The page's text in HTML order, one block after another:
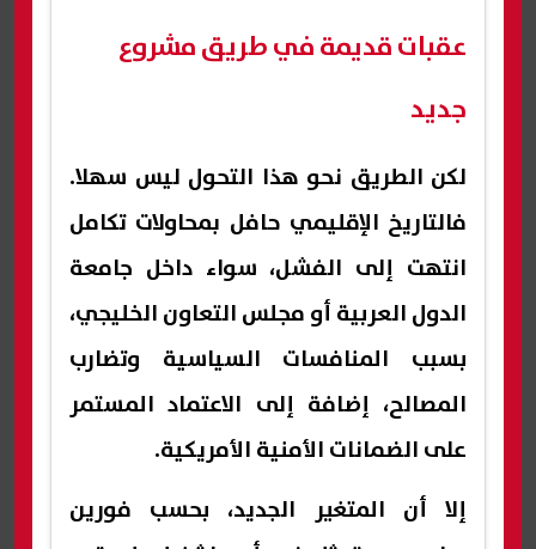
عقبات قديمة في طريق مشروع
جديد
لكن الطريق نحو هذا التحول ليس سهلا.
فالتاريخ الإقليمي حافل بمحاولات تكامل
انتهت إلى الفشل، سواء داخل جامعة
الدول العربية أو مجلس التعاون الخليجي،
بسبب المنافسات السياسية وتضارب
المصالح، إضافة إلى الاعتماد المستمر
على الضمانات الأمنية الأمريكية.
إلا أن المتغير الجديد، بحسب فورين